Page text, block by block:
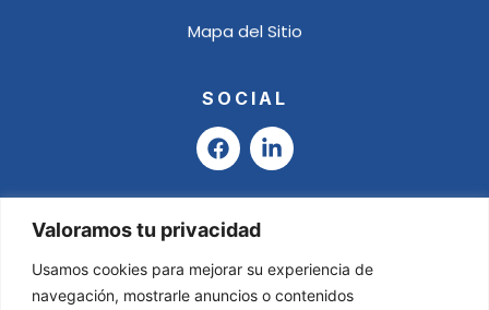
Valoramos tu privacidad
Usamos cookies para mejorar su experiencia de
navegación, mostrarle anuncios o contenidos
Mapa del Sitio
SOCIAL
F
a
e
b
o
o
k
L
i
k
i
n